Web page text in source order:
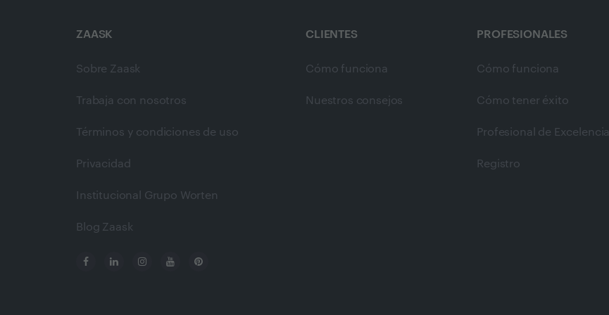
ZAASK
Sobre Zaask
Trabaja con nosotros
Términos y condiciones de uso
Privacidad
Institucional Grupo Worten
Blog Zaask
CLIENTES
Cómo funciona
Nuestros consejos
PROFESIONALES
Cómo funciona
Cómo tener éxito
Profesional de Excelencia
Registro